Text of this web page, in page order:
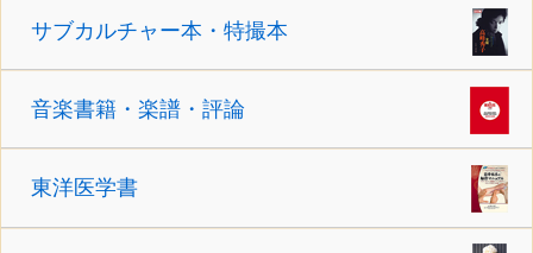
サブカルチャー本・特撮本
音楽書籍・楽譜・評論
東洋医学書